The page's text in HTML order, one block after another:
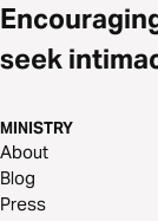
seek
MINISTRY
About
Blog
Press